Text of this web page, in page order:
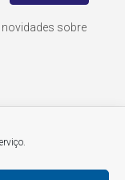
sobre